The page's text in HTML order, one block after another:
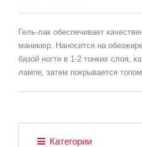
Гель-лак обеспечивает
маникюр. Наносится на
базой ногти в 1-2 тонких слоя,
лампе, затем покрывается
Категории